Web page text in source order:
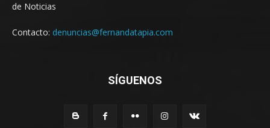
de Noticias
Contacto: denuncias@fernandatapia.com
SÍGUENOS